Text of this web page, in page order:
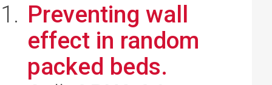
Preventing wall
effect in random
packed beds.